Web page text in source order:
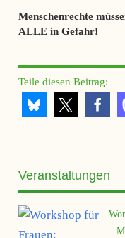
Menschenrechte
ALLE in Gefahr!
Teile diesen Beitrag:
Veranstaltungen
–